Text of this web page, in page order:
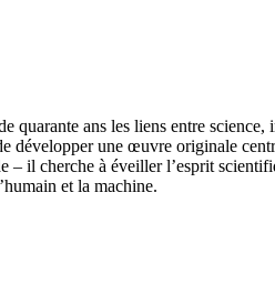
quarante ans les liens entre
développer une œuvre originale
– il cherche à éveiller l’esprit
et la machine.